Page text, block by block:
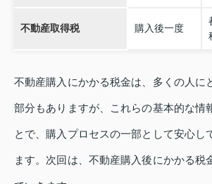
不動産取得税 購入後一度
不動産購入にかかる税金は、多くの人に
部分もありますが、これらの基本的な情
とで、購入プロセスの一部として安心し
ます。次回は、不動産購入後にかかる税